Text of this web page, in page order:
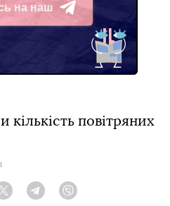
на наш
кількість повітряних
Twitter TelegramViber